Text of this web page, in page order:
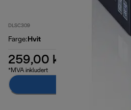
DLSC309
Farge: Hvit
259,00 kr
*MVA inkludert